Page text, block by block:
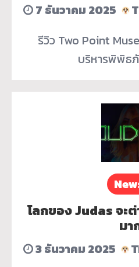
7 ธันวาคม 2025
รีวิว Two Point
บริหารพิพิธ
โลกของ Judas จะ
มา
3 ธันวาคม 2025